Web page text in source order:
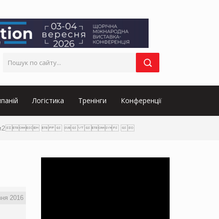
Логістика Тренінги Конференції
с 1м2     
2016